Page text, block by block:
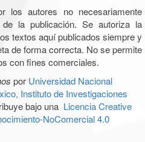
los autores no necesariamente
la publicación. Se autoriza la
textos aquí publicados siempre y
de forma correcta. No se permite
con fines comerciales.
por Universidad Nacional
Instituto de Investigaciones
bajo una Licencia Creative
NoComercial 4.0